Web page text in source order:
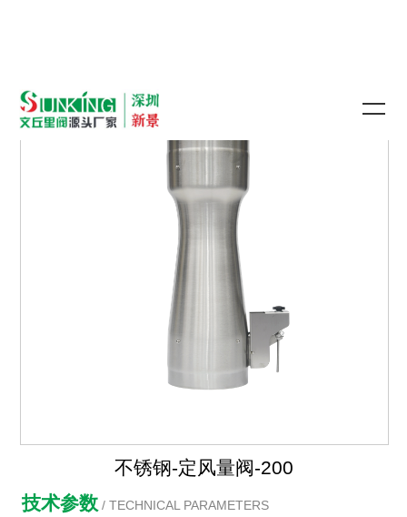
不锈钢-定风量阀-200
技术参数 / TECHNICAL PARAMETERS